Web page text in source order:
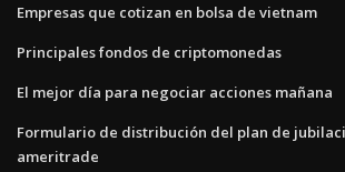
Empresas que cotizan en bolsa de vietnam
Principales fondos de criptomonedas
El mejor día para negociar acciones mañana
Formulario de distribución del plan de
ameritrade